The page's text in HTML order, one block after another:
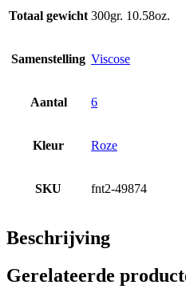
Totaal gewicht 300gr. 10.58oz.
Samenstelling Viscose
Aantal 6
Kleur Roze
SKU fnt2-49874
Beschrijving
Gerelateerde